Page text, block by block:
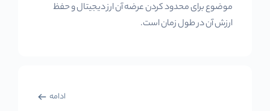
موضوع برای محدود کردن عرضه آن ارز دیجیتال و حفظ
ارزش آن در طول زمان است.
ادامه